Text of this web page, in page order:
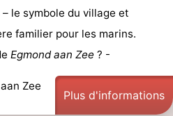
le symbole du village et
familier pour les marins.
Egmond aan Zee ? -
Zee
Plus d'informations